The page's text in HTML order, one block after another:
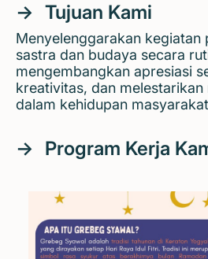
→ Tujuan Kami
Menyelenggarakan kegiatan
sastra dan budaya secara
mengembangkan apresiasi
kreativitas, dan melestarikan
dalam kehidupan
→ Program Kerja